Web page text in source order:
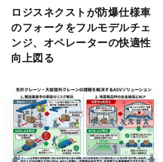
ロジスネクストが防爆仕様車
のフォークをフルモデルチェ
ンジ、オペレーターの快適性
向上図る